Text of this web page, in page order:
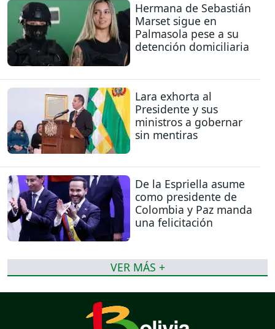
Hermana de Sebastián
Marset sigue en
Palmasola pese a su
detención domiciliaria
Lara exhorta al
Presidente y sus
ministros a gobernar
sin mentiras
De la Espriella asume
como presidente de
Colombia y Paz manda
una felicitación
VER MÁS +